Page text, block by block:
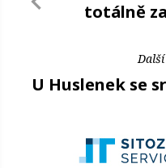
totálně
U Huslenek se